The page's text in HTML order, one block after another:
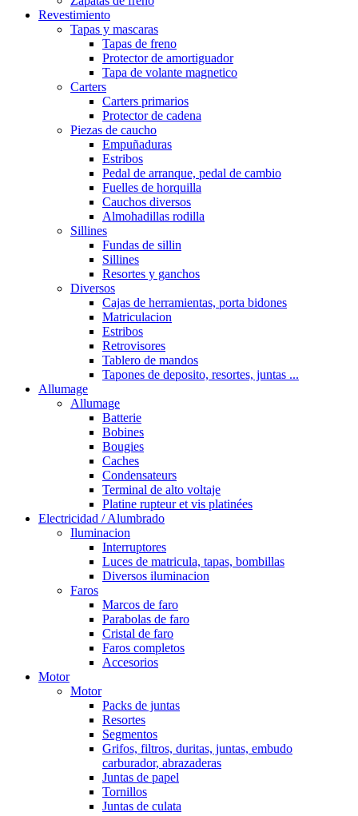
Revestimiento
Tapas y mascaras
Tapas de freno
Protector de amortiguador
Tapa de volante magnetico
Carters
Carters primarios
Protector de cadena
Piezas de caucho
Empuñaduras
Estribos
Pedal de arranque, pedal de cambio
Fuelles de horquilla
Cauchos diversos
Almohadillas rodilla
Sillines
Fundas de sillin
Sillines
Resortes y ganchos
Diversos
Cajas de herramientas, porta bidones
Matriculacion
Estribos
Retrovisores
Tablero de mandos
Tapones de deposito, resortes, juntas ...
Allumage
Allumage
Batterie
Bobines
Bougies
Caches
Condensateurs
Terminal de alto voltaje
Platine rupteur et vis platinées
Electricidad / Alumbrado
Iluminacion
Interruptores
Luces de matricula, tapas, bombillas
Diversos iluminacion
Faros
Marcos de faro
Parabolas de faro
Cristal de faro
Faros completos
Accesorios
Motor
Motor
Packs de juntas
Resortes
Segmentos
Grifos, filtros, duritas, juntas, embudo
carburador, abrazaderas
Juntas de papel
Tornillos
Juntas de culata